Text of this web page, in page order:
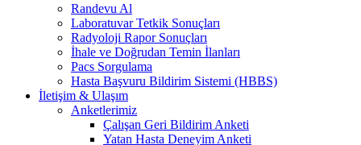
Randevu Al
Laboratuvar Tetkik Sonuçları
Radyoloji Rapor Sonuçları
İhale ve Doğrudan Temin İlanları
Pacs Sorgulama
Hasta Başvuru Bildirim Sistemi (HBBS)
İletişim & Ulaşım
Anketlerimiz
Çalışan Geri Bildirim Anketi
Yatan Hasta Deneyim Anketi